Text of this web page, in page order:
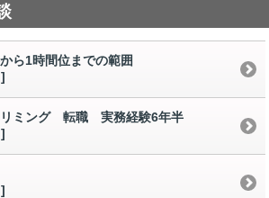
ら1時間位までの範囲
]
ミング 転職 実務経験6年半
]
]